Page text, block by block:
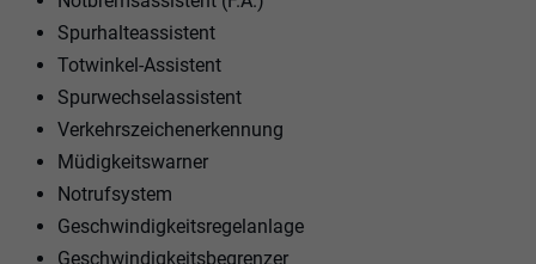
Spurhalteassistent
Totwinkel-Assistent
Spurwechselassistent
Verkehrszeichenerkennung
Müdigkeitswarner
Notrufsystem
Geschwindigkeitsregelanlage
Geschwindigkeitsbegrenzer